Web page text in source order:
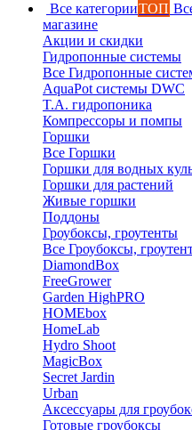
Все категорииТОП
магазине
Акции и скидки
Гидропонные системы
Все Гидропонные
AquaPot системы DWC
T.A. гидропоника
Компрессоры и помпы
Горшки
Все Горшки
Горшки для водных
Горшки для растений
Живые горшки
Поддоны
Гроубоксы, гроутенты
Все Гроубоксы,
DiamondBox
FreeGrower
Garden HighPRO
HOMEbox
HomeLab
Hydro Shoot
MagicBox
Secret Jardin
Urban
Аксессуары для
Готовые гроубоксы